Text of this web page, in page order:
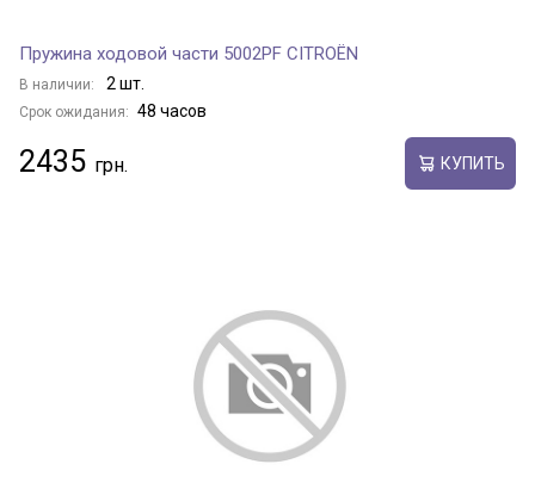
Пружина ходовой части 5002PF CITROËN
В наличии: 2 шт.
Срок ожидания: 48 часов
2435 КУПИТЬ